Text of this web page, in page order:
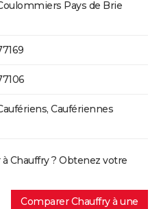
Pays de Brie
Caufériennes
Chauffry ? Obtenez votre
Comparer Chauffry à une